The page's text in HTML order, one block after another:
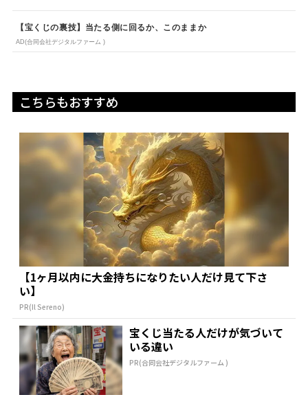
【宝くじの裏技】当たる側に回るか、このままか
AD(合同会社デジタルファーム )
こちらもおすすめ
【1ヶ月以内に大金持ちになりたい人だけ見て下さ
い】
PR(Il Sereno)
宝くじ当たる人だけが気づいて
いる違い
PR(合同会社デジタルファーム )